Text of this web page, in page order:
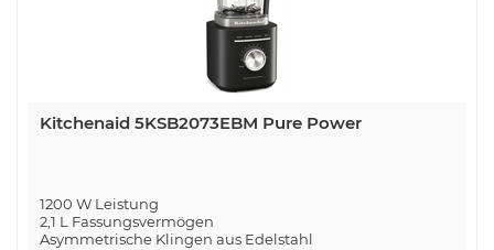
Kitchenaid 5KSB2073EBM Pure Power
1200 W Leistung
2,1 L Fassungsvermögen
Asymmetrische Klingen aus Edelstahl